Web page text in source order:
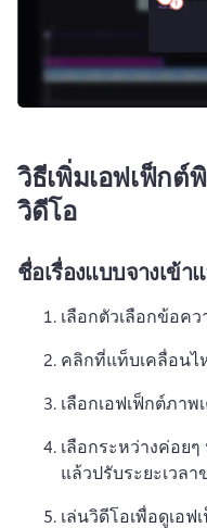
วิธีเพิ่มเอฟเฟ็กต์
วิดีโอ
ชื่อเรื่องแบบจางเข้า
เลือกตัวเลือกข้อค
คลิกที่แท็บเคลื่อน
เลือกเอฟเฟ็กต์ภา
เลือกระหว่างค่อย
แล้วปรับระยะเวลา
เล่นวิดีโอเพื่อดูเอฟ